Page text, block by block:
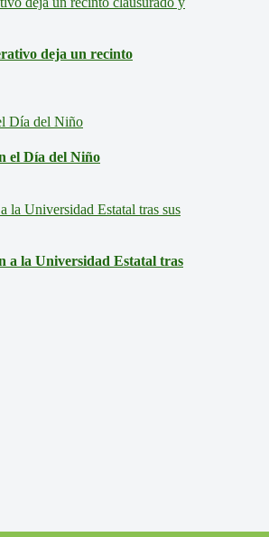
deja un recinto
el Día del Niño
a la Universidad Estatal tras